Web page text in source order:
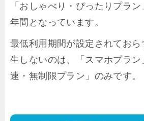
「おしゃべり・ぴったりプラ
年間となっています。
最低利用期間が設定されてお
生しないのは、「スマホプラン
速・無制限プラン」のみです。